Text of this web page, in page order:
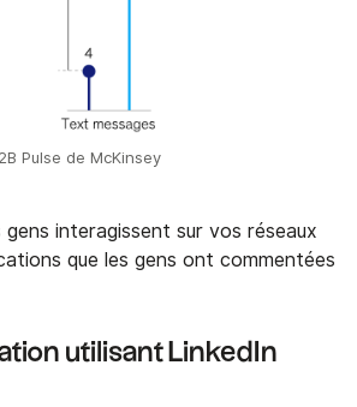
Pulse de McKinsey
interagissent sur vos réseaux
que les gens ont commentées
utilisant LinkedIn